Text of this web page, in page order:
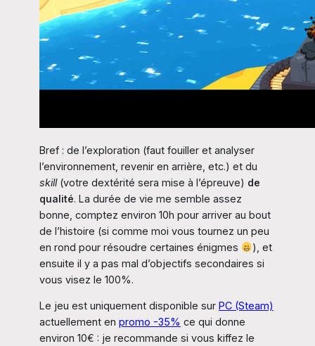
Bref : de l’exploration (faut fouiller et analyser
l’environnement, revenir en arrière, etc.) et du
skill(votre dextérité sera mise à l’épreuve) de
qualité. La durée de vie me semble assez
bonne, comptez environ 10h pour arriver au bout
de l’histoire (si comme moi vous tournez un peu
en rond pour résoudre certaines énigmes
), et
ensuite il y a pas mal d’objectifs secondaires si
vous visez le 100%.
Le jeu est uniquement disponible sur PC (Steam)
actuellement en promo -35% ce qui donne
environ 10€ : je recommande si vous kiffez le